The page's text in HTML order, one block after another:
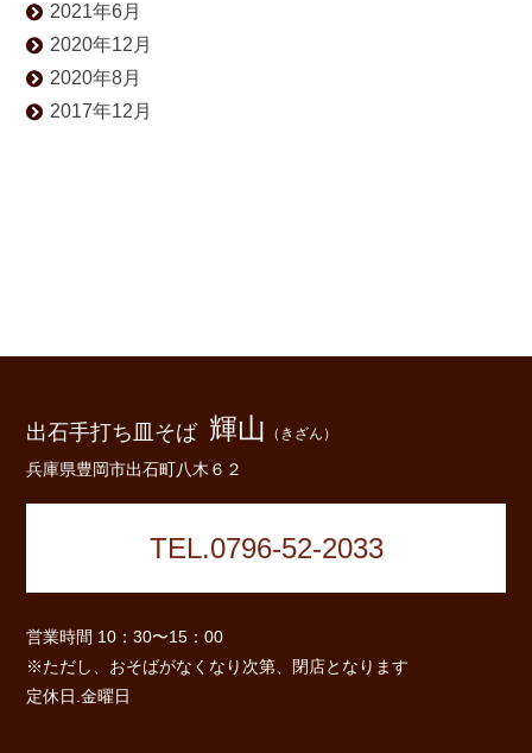
2021年6月
2020年12月
2020年8月
2017年12月
出石手打ち皿そば 輝山 （きざん）
兵庫県豊岡市出石町八木６２
TEL.0796-52-2033
営業時間 10：30〜15：00
※ただし、おそばがなくなり次第、閉店となります
定休日.金曜日